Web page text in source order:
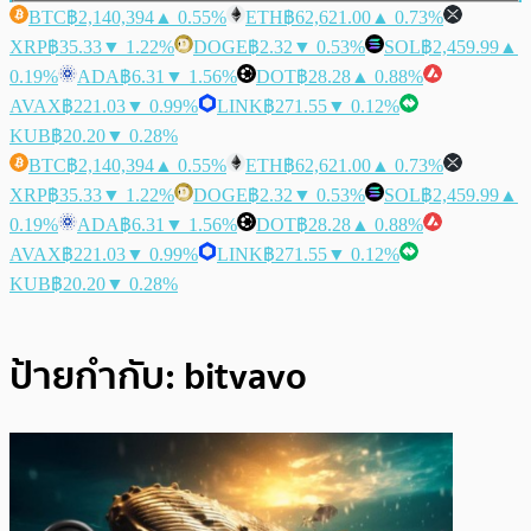
BTC฿2,140,394 ▲ 0.55% ETH฿62,621.00 ▲ 0.73%
XRP฿35.33▼ 1.22% DOGE฿2.32 ▼ 0.53% SOL฿2,459.99 ▲
0.19%
ADA฿6.31 ▼ 1.56% DOT฿28.28 ▲ 0.88%
AVAX฿221.03▼ 0.99% LINK฿271.55▼ 0.12%
KUB฿20.20▼ 0.28%
BTC฿2,140,394 ▲ 0.55% ETH฿62,621.00 ▲ 0.73%
XRP฿35.33▼ 1.22% DOGE฿2.32 ▼ 0.53% SOL฿2,459.99 ▲
0.19%
ADA฿6.31 ▼ 1.56% DOT฿28.28 ▲ 0.88%
AVAX฿221.03▼ 0.99% LINK฿271.55▼ 0.12%
KUB฿20.20▼ 0.28%
ป้ายกำกับ: bitvavo